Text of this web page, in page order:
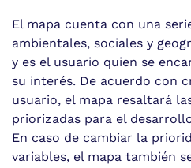
El mapa cuenta con una
ambientales, sociales y
y es el usuario quien se
su interés. De acuerdo con
usuario, el mapa resaltará
priorizadas para el
En caso de cambiar la
variables, el mapa también